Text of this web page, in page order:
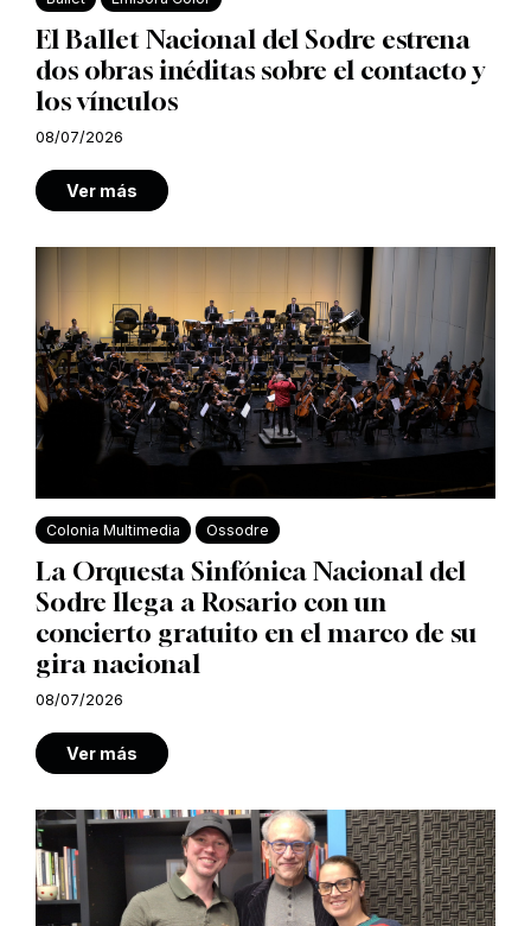
El Ballet Nacional del Sodre estrena
dos obras inéditas sobre el contacto y
los vínculos
08/07/2026
Ver más
Colonia Multimedia Ossodre
La Orquesta Sinfónica Nacional del
Sodre llega a Rosario con un
concierto gratuito en el marco de su
gira nacional
08/07/2026
Ver más